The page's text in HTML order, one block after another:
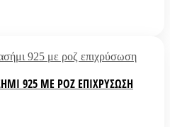
925 ΜΕ ΡΟΖ ΕΠΙΧΡΎΣΩΣΗ